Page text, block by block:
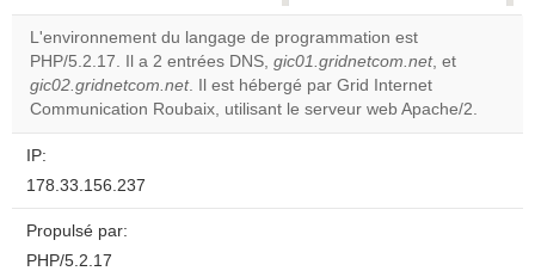
correctly.
Do you
own this
website?
L'environnement du langage de programmation est
PHP/5.2.17. Il a 2 entrées DNS, gic01.gridnetcom.net, et
gic02.gridnetcom.net. Il est hébergé par Grid Internet
Communication Roubaix, utilisant le serveur web Apache/2.
IP:
178.33.156.237
Propulsé par:
PHP/5.2.17